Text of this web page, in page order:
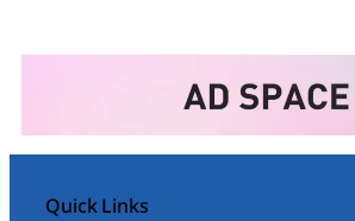
Quick Links